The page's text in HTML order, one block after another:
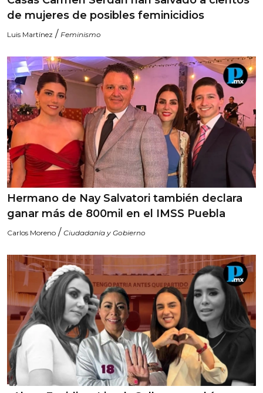
de mujeres de posibles feminicidios
Luis Martínez / Feminismo
Hermano de Nay Salvatori también declara
ganar más de 800mil en el IMSS Puebla
Carlos Moreno / Ciudadanía y Gobierno